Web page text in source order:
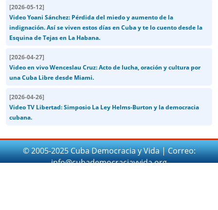
[2026-05-12]
Video Yoani Sánchez: Pérdida del miedo y aumento de la
indignación. Así se viven estos días en Cuba y te lo cuento desde la
Esquina de Tejas en La Habana.
[2026-04-27]
Video en vivo Wenceslau Cruz: Acto de lucha, oración y cultura por
una Cuba Libre desde Miami.
[2026-04-26]
Video TV Libertad: Simposio La Ley Helms-Burton y la democracia
cubana.
© 2005-2025 Cuba Democracia y Vida | Correo:
info@cubademocraciayvida.org